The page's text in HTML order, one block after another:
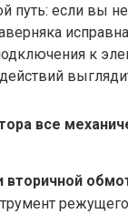
путь: если вы
к
все